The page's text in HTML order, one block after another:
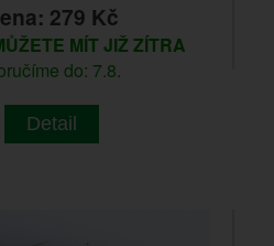
279 Kč
MÍT JIŽ ZÍTRA
do: 7.8.
Detail